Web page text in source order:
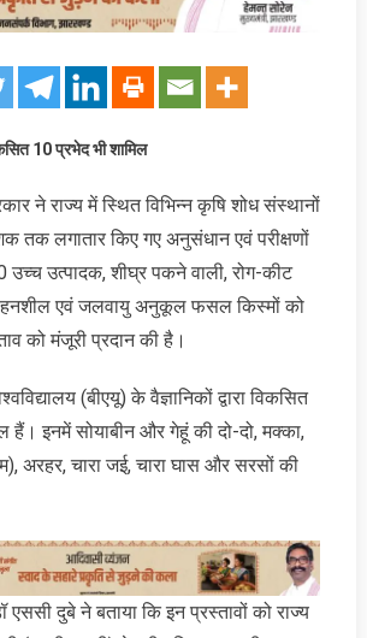
10 प्रभेद भी शामिल
ने राज्य में स्थित विभिन्न कृषि शोध संस्थानों
तक लगातार किए गए अनुसंधान एवं परीक्षणों
उच्च उत्पादक, शीघ्र पकने वाली, रोग-कीट
सहनशील एवं जलवायु अनुकूल फसल किस्मों को
को मंजूरी प्रदान की है।
(बीएयू) के वैज्ञानिकों द्वारा विकसित
हैं। इनमें सोयाबीन और गेहूं की दो-दो, मक्का,
अरहर, चारा जई, चारा घास और सरसों की
दुबे ने बताया कि इन प्रस्तावों को राज्य